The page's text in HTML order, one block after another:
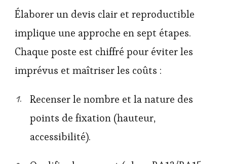
Élaborer un devis clair et reproductible
implique une approche en sept étapes.
Chaque poste est chiffré pour éviter les
imprévus et maîtriser les coûts :
Recenser le nombre et la nature des
points de fixation (hauteur,
accessibilité).